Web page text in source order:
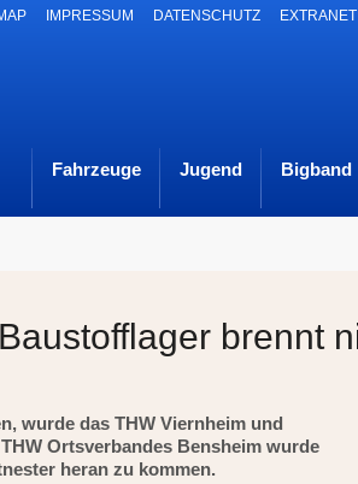
IMPRESSUM DATENSCHUTZ EXTRANET
Fahrzeuge Jugend Bigband
brennt
wurde das THW Viernheim und
Ortsverbandes Bensheim wurde
heran zu kommen.